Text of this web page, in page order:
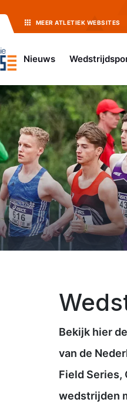
MEER ATLETIEK WEBSITES
Nieuws
Bekijk hier
van de
Field Series,
wedstrijden